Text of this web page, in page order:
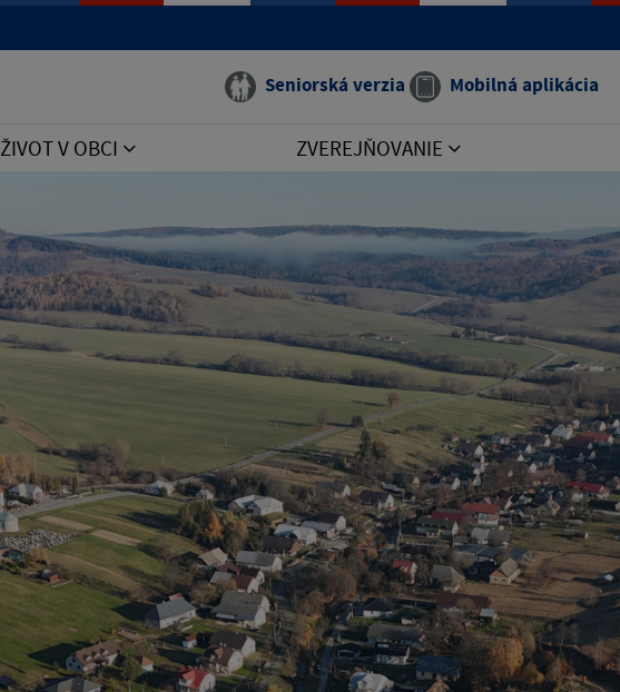
Seniorská verzia Mobilná aplikácia
ŽIVOT V OBCI ZVEREJŇOVANIE